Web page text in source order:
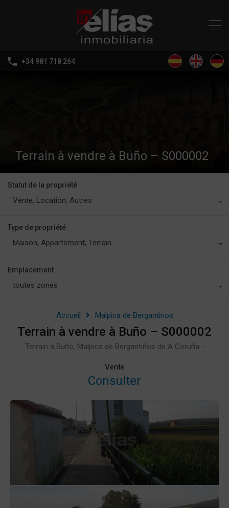
+34 981 718 264
Terrain à vendre à Buño – S000002
Statut de la propriété
Vente, Location, Autres
Type de propriété
Maison, Appartement, Terrain
Emplacement
toutes zones
Accueil Malpica de Bergantinos
Terrain à vendre à Buño – S000002
Terrain à Buño, Malpica de Bergantiños de A Coruña -
Vente
Consulter